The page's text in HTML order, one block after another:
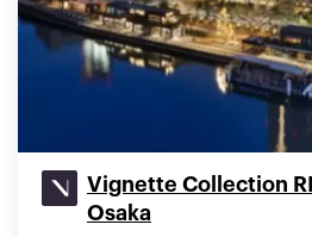
Vignette Collection
Osaka